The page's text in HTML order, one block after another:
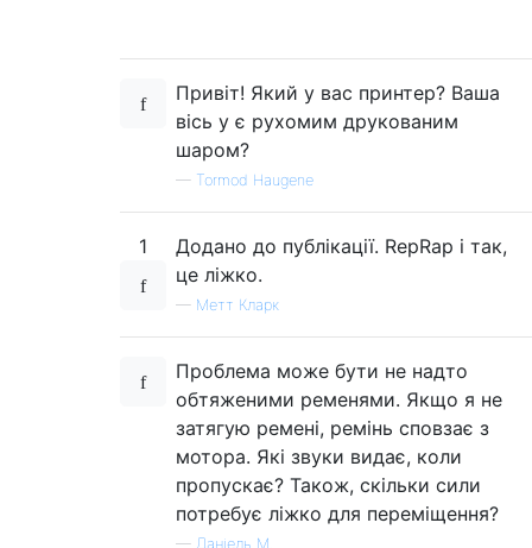
Привіт! Який у вас принтер? Ваша
вісь y є рухомим друкованим
шаром?
— Tormod Haugene
1
Додано до публікації. RepRap і так,
це ліжко.
— Метт Кларк
Проблема може бути не надто
обтяженими ременями. Якщо я не
затягую ремені, ремінь сповзає з
мотора. Які звуки видає, коли
пропускає? Також, скільки сили
потребує ліжко для переміщення?
— Даніель М.